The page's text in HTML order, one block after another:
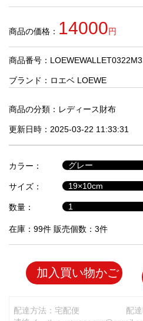
商
人
気
商
セ
ル
品
商品の価格： 14000円
商品番号：
ブランド： ロエベ LOEWE
商品の分類： レディース財布
更新日時：2025-03-22 11:33:31
カラー：
サイズ：
数量：
在庫：99件 販売個数：3件
加入買い物かご
配達方法：宅配便
配